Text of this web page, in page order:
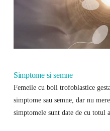
Simptome si semne
Femeile cu boli trofoblastice
simptome sau semne, dar nu
simptomele sunt date de cu totul